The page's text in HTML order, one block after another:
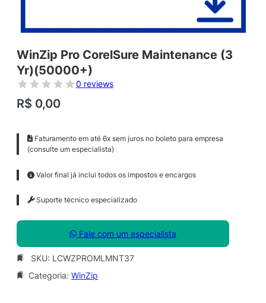
WinZip Pro CorelSure Maintenance (3
Yr)(50000+)
0 reviews
R$ 0,00
Faturamento em até 6x sem juros no boleto para empresa
(consulte um especialista)
Valor final já inclui todos os impostos e encargos
Suporte técnico especializado
Fale com um especialista
SKU: LCWZPROMLMNT37
Categoria: WinZip